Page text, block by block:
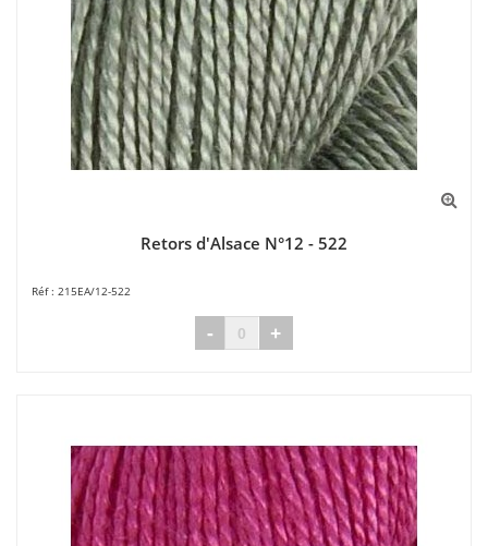
Retors d'Alsace N°12 - 522
215EA/12-522
- +